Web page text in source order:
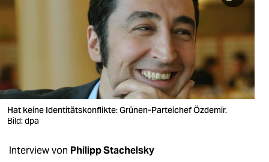
verlag
verlag
veranstaltungen
shop
Hat keine Identitätskonflikte: Grünen-Parteichef Özdemir.
Bild: dpa
Interview von Philipp Stachelsky